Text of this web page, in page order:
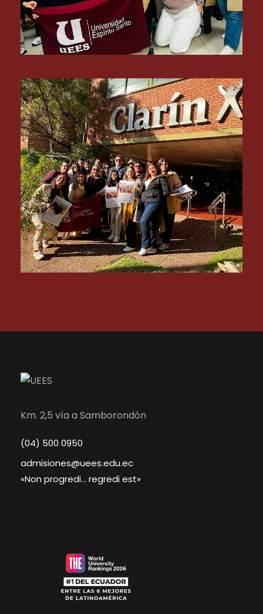
Km. 2,5 vía a Samborondón
(04) 500 0950
admisiones@uees.edu.ec
«Non progredi… regredi est»